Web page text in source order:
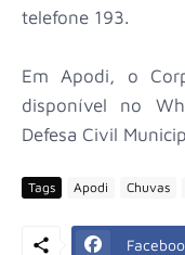
telefone 193.
Em Apodi, o
disponível no
Defesa Civil
Tags Apodi Chuvas